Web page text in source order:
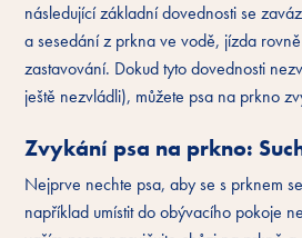
následující základní dovednosti se
a sesedání z prkna ve vodě, jízda
zastavování. Dokud tyto dovednosti
ještě nezvládli), můžete psa na prkno
Zvykání psa na prkno:
Nejprve nechte psa, aby se s prknem
například umístit do obývacího pokoje